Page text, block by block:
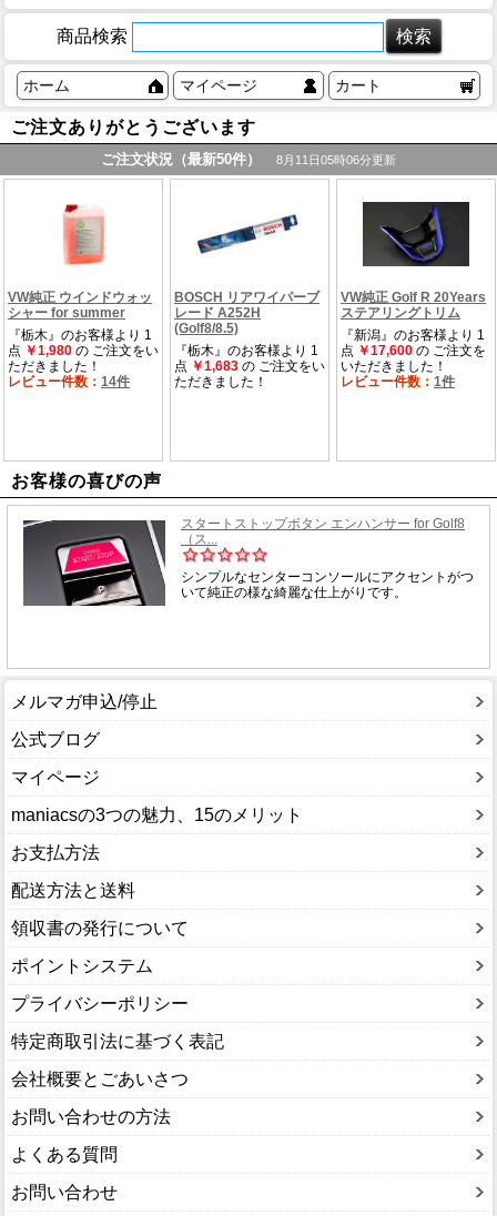
商品検索
ホーム マイページ カート
ご注文ありがとうございます
お客様の喜びの声
メルマガ申込/停止
公式ブログ
マイページ
maniacsの3つの魅力、15のメリット
お支払方法
配送方法と送料
領収書の発行について
ポイントシステム
プライバシーポリシー
特定商取引法に基づく表記
会社概要とごあいさつ
お問い合わせの方法
よくある質問
お問い合わせ